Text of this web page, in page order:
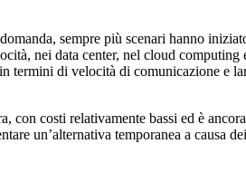
sempre più scenari hanno
nei data center, nel cloud computing
termini di velocità di comunicazione e
con costi relativamente bassi ed è
un’alternativa temporanea a causa